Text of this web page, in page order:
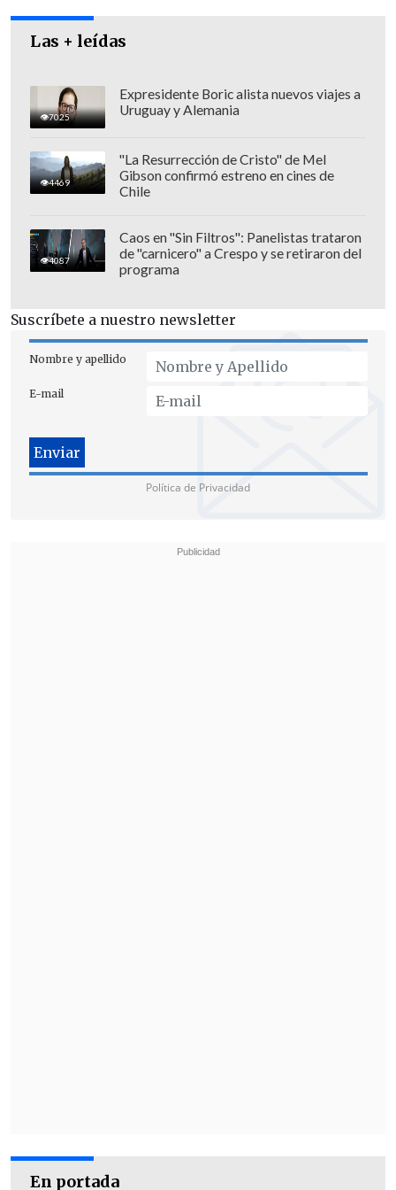
que fueron trasladados al Hospital Base
familiares que permanecían en el
exterior de la cárcel pudieron ingresar
identificados preliminarmente como
A.T.M.A (17 años); J.R.V.R (17); J.L.L.T (17);
J.A.M.R (16); P.A.C.N (16).
Asimismo, el Sename se negó a entregar
las iniciales de las otras tres víctimas por
Las + leídas
7025
Expresidente Boric alista nuevos viajes a
Uruguay y Alemania
4469
"La Resurrección de Cristo" de Mel
Gibson confirmó estreno en cines de
Chile
4087
Caos en "Sin Filtros": Panelistas trataron
de "carnicero" a Crespo y se retiraron del
programa
Suscríbete a nuestro newsletter
Nombre y apellido
E-mail
Política de Privacidad
En portada